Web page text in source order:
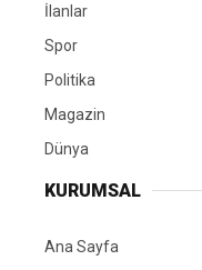
İlanlar
Spor
Politika
Magazin
Dünya
KURUMSAL
Ana Sayfa